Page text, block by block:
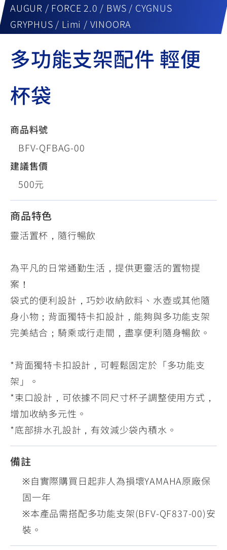
AUGUR / FORCE 2.0 / BWS / CYGNUS
GRYPHUS / Limi / VINOORA
多功能支架配件 輕便
杯袋
商品料號
BFV-QFBAG-00
建議售價
500元
商品特色
靈活置杯，隨行暢飲
為平凡的日常通勤生活，提供更靈活的置物提
案！
袋式的便利設計，巧妙收納飲料、水壺或其他隨
身小物；背面獨特卡扣設計，能夠與多功能支架
完美結合；騎乘或行走間，盡享便利隨身暢飲。
*背面獨特卡扣設計，可輕鬆固定於「多功能支
架」。
*束口設計，可依據不同尺寸杯子調整使用方式，
增加收納多元性。
*底部排水孔設計，有效減少袋內積水。
備註
※自實際購買日起非人為損壞YAMAHA原廠保
固一年
※本產品需搭配多功能支架(BFV-QF837-00)安
裝。